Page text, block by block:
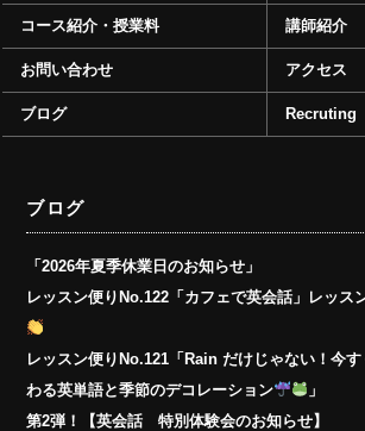
コース紹介・授業料 講師紹介
お問い合わせ アクセス
ブログ Recruting
ブログ
「2026年夏季休業日のお知らせ」
レッスン便りNo.122「カフェで英会話」レッス
レッスン便りNo.121「Rain だけじゃない！今
わる英単語と季節のデコレーション
」
第2弾！【英会話 特別体験会のお知らせ】